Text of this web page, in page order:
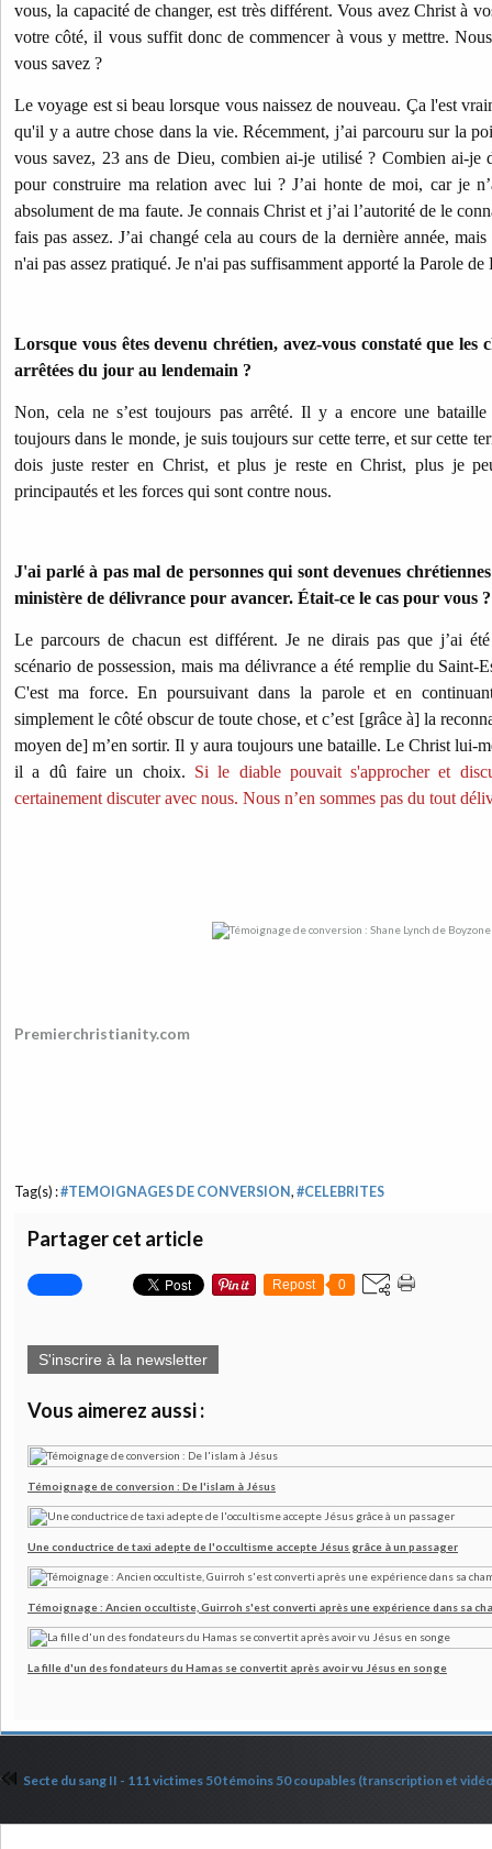
vous, la capacité de changer, est très différent. Vous avez Christ à
votre côté, il vous suffit donc de commencer à vous y mettre.
vous savez ?
Le voyage est si beau lorsque vous naissez de nouveau. Ça l'est
qu'il y a autre chose dans la vie. Récemment, j’ai parcouru sur la
vous savez, 23 ans de Dieu, combien ai-je utilisé ? Combien ai-je
pour construire ma relation avec lui ? J’ai honte de moi, car je
absolument de ma faute. Je connais Christ et j’ai l’autorité de le
fais pas assez. J’ai changé cela au cours de la dernière année,
n'ai pas assez pratiqué. Je n'ai pas suffisamment apporté la Parole de
Lorsque vous êtes devenu chrétien, avez-vous constaté que les
arrêtées du jour au lendemain ?
Non, cela ne s’est toujours pas arrêté. Il y a encore une
toujours dans le monde, je suis toujours sur cette terre, et sur cette
dois juste rester en Christ, et plus je reste en Christ, plus je
principautés et les forces qui sont contre nous.
J'ai parlé à pas mal de personnes qui sont devenues
ministère de délivrance pour avancer. Était-ce le cas pour vous ?
Le parcours de chacun est différent. Je ne dirais pas que j’ai
scénario de possession, mais ma délivrance a été remplie du Saint-
C'est ma force. En poursuivant dans la parole et en
simplement le côté obscur de toute chose, et c’est [grâce à] la
moyen de] m’en sortir. Il y aura toujours une bataille. Le Christ lui-
il a dû faire un choix. Si le diable pouvait s'approcher et
certainement discuter avec nous. Nous n’en sommes pas du tout
Premierchristianity.com
Tag(s) :#TEMOIGNAGES DE CONVERSION, #CELEBRITES
Partager cet article
Repost 0
S'inscrire à la newsletter
Vous aimerez aussi :
Témoignage de conversion : De l'islam à Jésus
Une conductrice de taxi adepte de l'occultisme accepte Jésus grâce à un passager
Témoignage : Ancien occultiste, Guirroh s'est converti après une expérience dans sa
La fille d'un des fondateurs du Hamas se convertit après avoir vu Jésus en songe